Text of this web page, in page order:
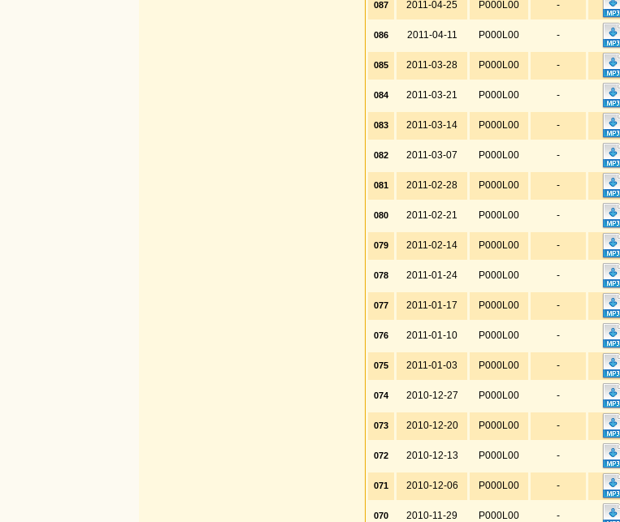
087 2011-04-25 P000L00 -
086 2011-04-11 P000L00 -
085 2011-03-28 P000L00 -
084 2011-03-21 P000L00 -
083 2011-03-14 P000L00 -
082 2011-03-07 P000L00 -
081 2011-02-28 P000L00 -
080 2011-02-21 P000L00 -
079 2011-02-14 P000L00 -
078 2011-01-24 P000L00 -
077 2011-01-17 P000L00 -
076 2011-01-10 P000L00 -
075 2011-01-03 P000L00 -
074 2010-12-27 P000L00 -
073 2010-12-20 P000L00 -
072 2010-12-13 P000L00 -
071 2010-12-06 P000L00 -
070 2010-11-29 P000L00 -